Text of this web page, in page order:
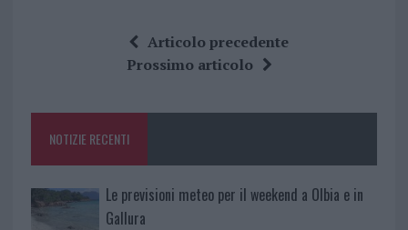
o
k
te
re
at
s
p
a
re
Articolo precedente
Prossimo articolo
NOTIZIE RECENTI
Le previsioni meteo per il weekend a Olbia e in
Gallura